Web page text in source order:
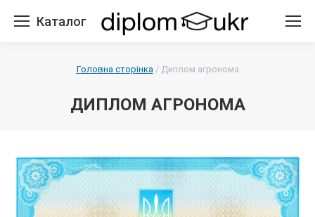
Каталог
Головна сторінка/ Диплом агронома
ДИПЛОМ АГРОНОМА